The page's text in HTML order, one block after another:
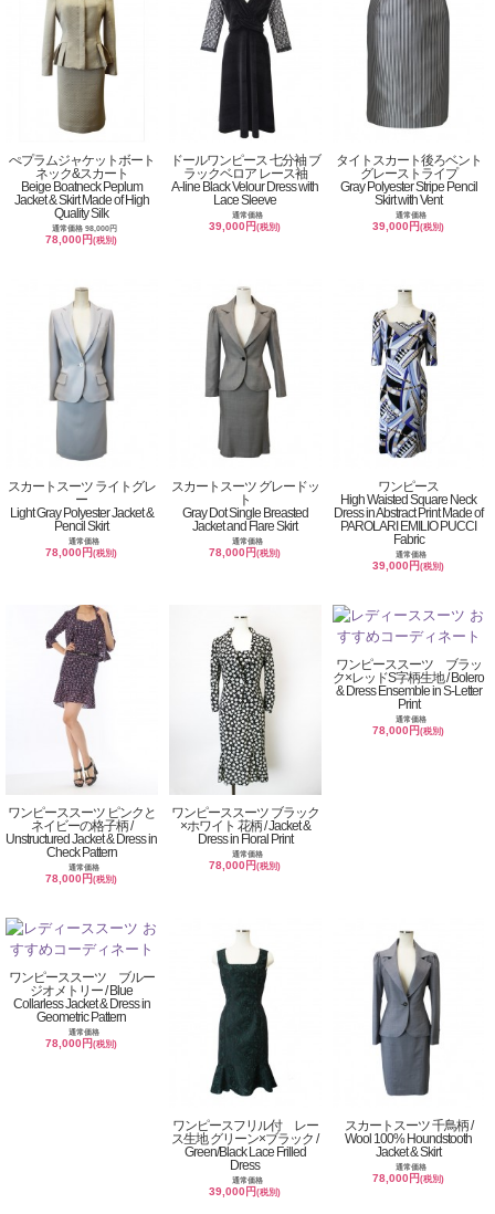
ぺプラムジャケットボート
ネック&スカート
Beige Boatneck Peplum
Jacket & Skirt Made of High
Quality Silk
通常価格 98,000円
78,000円(税別)
ドールワンピース 七分袖 ブ
ラックベロア レース袖
A-line Black Velour Dress with
Lace Sleeve
通常価格
39,000円(税別)
タイトスカート後ろベント
グレーストライプ
Gray Polyester Stripe Pencil
Skirt with Vent
通常価格
39,000円(税別)
スカートスーツ ライトグレ
ー
Light Gray Polyester Jacket &
Pencil Skirt
通常価格
78,000円(税別)
スカートスーツ グレードッ
ト
Gray Dot Single Breasted
Jacket and Flare Skirt
通常価格
78,000円(税別)
ワンピース
High Waisted Square Neck
Dress in Abstract Print Made of
PAROLARI EMILIO PUCCI
Fabric
通常価格
39,000円(税別)
ワンピーススーツ ピンクと
ネイビーの格子柄 /
Unstructured Jacket & Dress in
Check Pattern
通常価格
78,000円(税別)
ワンピーススーツ ブラック
×ホワイト 花柄 / Jacket &
Dress in Floral Print
通常価格
78,000円(税別)
ワンピーススーツ ブラッ
ク×レッドS字柄生地 / Bolero
& Dress Ensemble in S-Letter
Print
通常価格
78,000円(税別)
ワンピーススーツ ブルー
ジオメトリー / Blue
Collarless Jacket & Dress in
Geometric Pattern
通常価格
78,000円(税別)
ワンピースフリル付 レー
ス生地 グリーン×ブラック /
Green/Black Lace Frilled
Dress
通常価格
39,000円(税別)
スカートスーツ 千鳥柄 /
Wool 100% Houndstooth
Jacket & Skirt
通常価格
78,000円(税別)